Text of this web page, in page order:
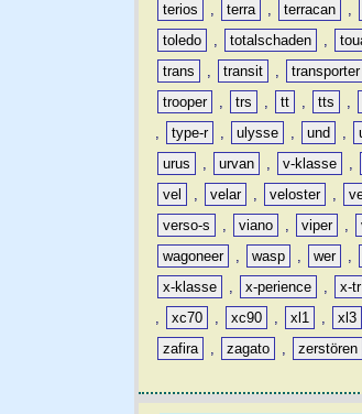
terios
, terra , terracan ,
toledo
, totalschaden ,
trans
, transit , transporter
trooper
, trs , tt , tts ,
,
type-r , ulysse , und ,
urus
, urvan , v-klasse ,
vel
, velar , veloster ,
verso-s
, viano , viper ,
wagoneer
, wasp , wer ,
x-klasse
, x-perience , x-tr
,
xc70 , xc90 , xl1 , xl3
zafira
, zagato , zerstören